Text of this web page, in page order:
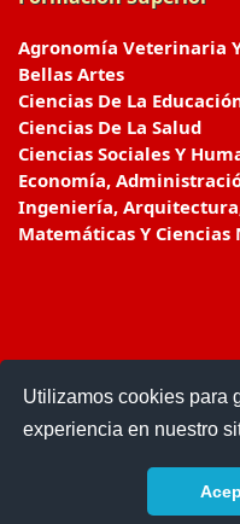
Utilizamos cookies para
experiencia en nuestro
Agronomía Veterinaria
Bellas Artes
Ciencias De La
Ciencias De La Salud
Ciencias Sociales Y
Economía,
Ingeniería,
Matemáticas Y Ciencias